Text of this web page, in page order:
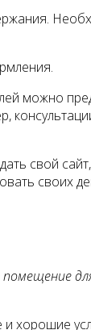
можно
свой
своих
хорошие